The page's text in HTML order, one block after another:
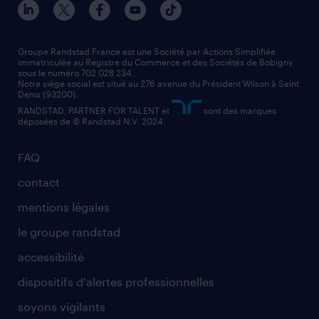
assistant administratif
comptable
faq intérim / recrutement
nos agences par région
nos cabinets de recrutement
FAQ
contact
mentions légales
le groupe randstad
accessibilité
dispositifs d'alertes professionnelles
soyons vigilants
Groupe Randstad France est une Société par Actions Simplifiée
immatriculée au Registre du Commerce et des Sociétés de Bobigny
sous le numéro 702 028 234.
Notre siège social est situé au 276 avenue du Président Wilson à Saint
Denis (93200).
RANDSTAD, PARTNER FOR TALENT et
sont des marques
déposées de © Randstad N.V. 2024.